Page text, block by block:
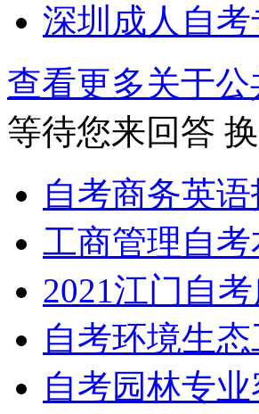
深圳成人自
查看更多关于公
等待您来回答
自考商务英
工商管理自
2021江门自
自考环境生
自考园林专